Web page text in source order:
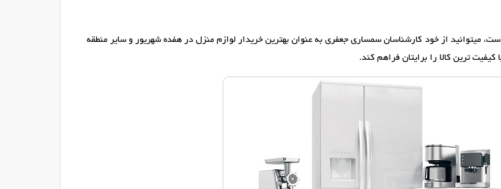
میتوانید از خود کارشناسان سمساری جعفری به عنوان بهترین خریدار لوازم منزل در هفده شهریور و سایر منطقه
ترین کالا را برایتان فراهم کند.